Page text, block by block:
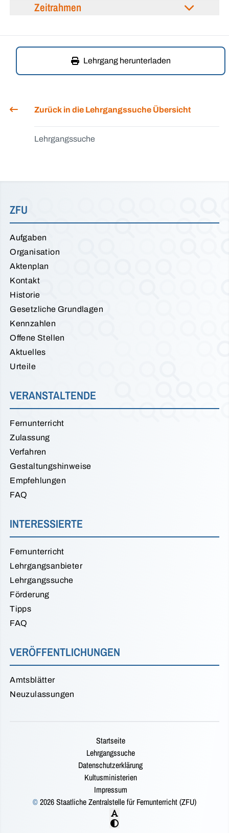
Zeitrahmen
Lehrgang herunterladen
Zurück in die Lehrgangssuche Übersicht
Lehrgangssuche
ZFU
Aufgaben
Organisation
Aktenplan
Kontakt
Historie
Gesetzliche Grundlagen
Kennzahlen
Offene Stellen
Aktuelles
Urteile
VERANSTALTENDE
Fernunterricht
Zulassung
Verfahren
Gestaltungshinweise
Empfehlungen
FAQ
INTERESSIERTE
Fernunterricht
Lehrgangsanbieter
Lehrgangssuche
Förderung
Tipps
FAQ
VERÖFFENTLICHUNGEN
Amtsblätter
Neuzulassungen
Startseite
Lehrgangssuche
Datenschutzerklärung
Kultusministerien
Impressum
©2026 Staatliche Zentralstelle für Fernunterricht (ZFU)